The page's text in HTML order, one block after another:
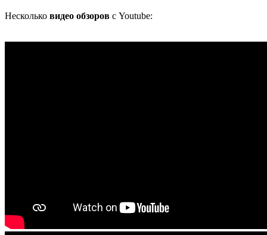
Несколько видео обзоров с Youtube: